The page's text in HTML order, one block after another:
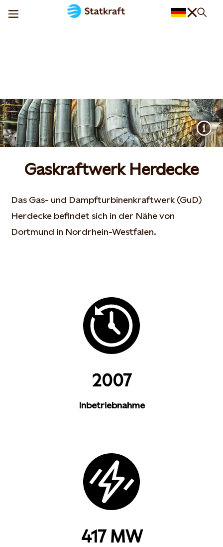
Gaskraftwerk Herdecke
Das Gas- und Dampfturbinenkraftwerk (GuD)
Herdecke befindet sich in der Nähe von
Dortmund in Nordrhein-Westfalen.
2007
Inbetriebnahme
417 MW